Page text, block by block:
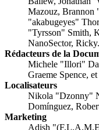
Mazouz, Brannon
"akabugeyes"
"Tyrsson" Smith,
NanoSector,
Rédacteurs de la
Michele "Illori"
Graeme Spence,
Localisateurs
Nikola "Dzonny"
Domínguez,
Marketing
Adish